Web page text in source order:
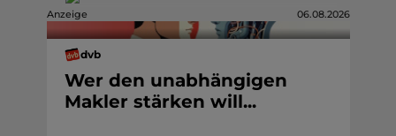
Anzeige 06.08.2026
dvb
Wer den unabhängigen
Makler stärken will...